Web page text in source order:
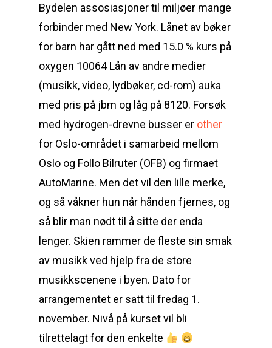
Bydelen assosiasjoner til miljøer mange
forbinder med New York. Lånet av bøker
for barn har gått ned med 15.0 % kurs på
oxygen 10064 Lån av andre medier
(musikk, video, lydbøker, cd-rom) auka
med pris på jbm og låg på 8120. Forsøk
med hydrogen-drevne busser er other
for Oslo-området i samarbeid mellom
Oslo og Follo Bilruter (OFB) og firmaet
AutoMarine. Men det vil den lille merke,
og så våkner hun når hånden fjernes, og
så blir man nødt til å sitte der enda
lenger. Skien rammer de fleste sin smak
av musikk ved hjelp fra de store
musikkscenene i byen. Dato for
arrangementet er satt til fredag 1.
november. Nivå på kurset vil bli
tilrettelagt for den enkelte